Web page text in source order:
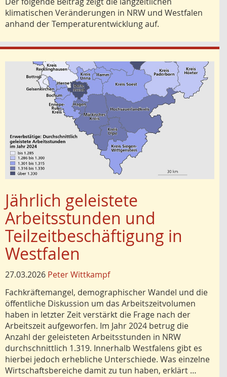
klimatischen Veränderungen in NRW und Westfalen
anhand der Temperaturentwicklung auf.
Jährlich geleistete
Arbeitsstunden und
Teilzeitbeschäftigung in
Westfalen
27.03.2026 Peter Wittkampf
Fachkräftemangel, demographischer Wandel und die
öffentliche Diskussion um das Arbeitszeitvolumen
haben in letzter Zeit verstärkt die Frage nach der
Arbeitszeit aufgeworfen. Im Jahr 2024 betrug die
Anzahl der geleisteten Arbeitsstunden in NRW
durchschnittlich 1.319. Innerhalb Westfalens gibt es
hierbei jedoch erhebliche Unterschiede. Was einzelne
Wirtschaftsbereiche damit zu tun haben, erklärt …